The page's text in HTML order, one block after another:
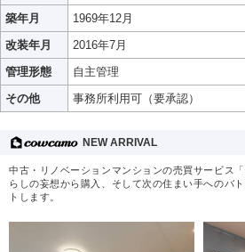
築年月
1969年12月
改装年月
2016年7月
管理形態
自主管理
その他
事務所利用可（要承認）
NEW ARRIVAL
中古・リノベーションマンションの売買サービス
らしの妄想から購入、そして次の住まい手へのバ
トします。